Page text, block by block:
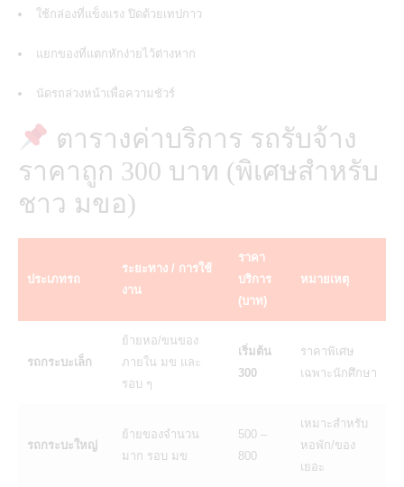
ใช้กล่องที่แข็งแรง ปิดด้วยเทปกาว
แยกของที่แตกหักง่ายไว้ต่างหาก
นัดรถล่วงหน้าเพื่อความชัวร์
ตารางค่าบริการ รถรับจ้าง
ราคาถูก 300 บาท (พิเศษสำหรับ
ชาว มขอ)
ประเภทรถ
ระยะทาง / การใช้
งาน
ราคา
บริการ
(บาท)
หมายเหตุ
รถกระบะเล็ก
ย้ายหอ/ขนของ
ภายใน มข และ
รอบ ๆ
เริ่มต้น
300
ราคาพิเศษ
เฉพาะนักศึกษา
รถกระบะใหญ่
ย้ายของจำนวน
มาก รอบ มข
500 –
800
เหมาะสำหรับ
หอพัก/ของ
เยอะ